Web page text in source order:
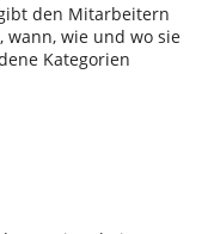
den Mitarbeitern
wann, wie und wo sie
Kategorien